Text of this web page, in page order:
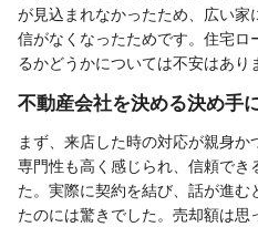
が見込まれなかったため、広い家
信がなくなったためです。住宅
るかどうかについては不安はあり
不動産会社を決める決め手
まず、来店した時の対応が親身か
専門性も高く感じられ、信頼でき
た。実際に契約を結び、話が進む
たのには驚きでした。売却額は